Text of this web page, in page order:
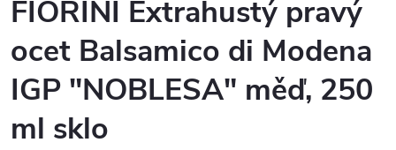
FIORINI Extrahustý pravý
ocet Balsamico di Modena
IGP "NOBLESA" měď, 250
ml sklo